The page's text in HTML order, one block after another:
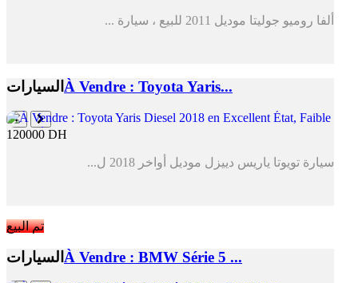
ألفا روميو جوليتا موديل 2011 للبيع ، سيارة ...
السيارات À Vendre : Toyota Yaris...
120000 DH
سيارة تويوتا ياريس دييزل موديل أواخر 2018 ل...
تم البيع
السيارات À Vendre : BMW Série 5 ...